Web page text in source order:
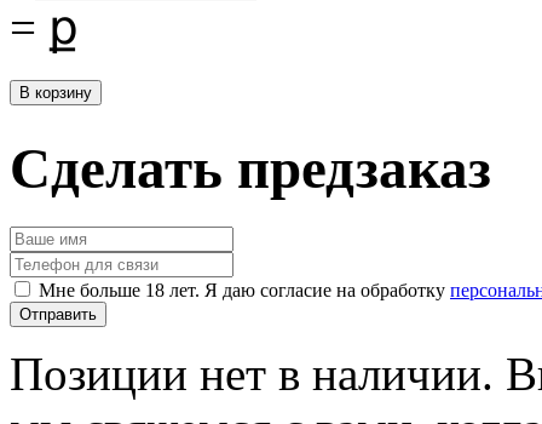
= ք
Сделать предзаказ
Мне больше 18 лет. Я даю согласие на обработку
Позиции нет в наличии.